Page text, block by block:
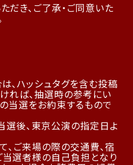
き、ご了承・ご同意いた
、ハッシュタグを含む投稿
れば、抽選時の参考にい
当選をお約束するもので
選後、東京公演の指定日よ
、ご来場の際の交通費、宿
選者様の自己負担となり